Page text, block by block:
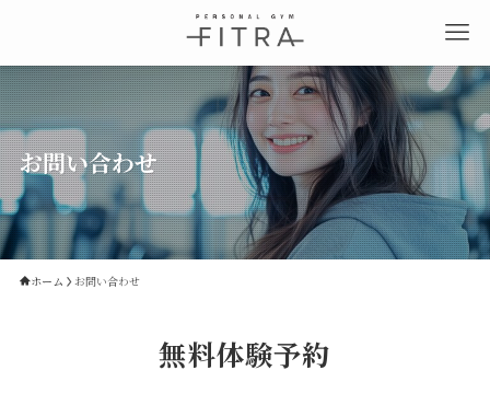
お問い合わせ
ホーム お問い合わせ
無料体験予約